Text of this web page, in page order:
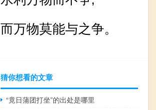
而万物莫能与之争。
猜你想看的文章
“竟日蒲团打坐”的出处是哪里